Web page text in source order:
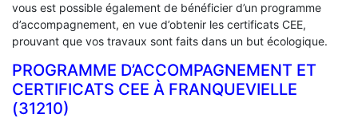
vous est possible également de bénéficier d’un programme
d’accompagnement, en vue d’obtenir les certificats CEE,
prouvant que vos travaux sont faits dans un but écologique.
PROGRAMME D’ACCOMPAGNEMENT ET
CERTIFICATS CEE À ‎FRANQUEVIELLE
(31210)